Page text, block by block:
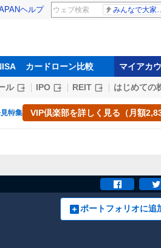
ヘルプ みんなで大家さん 2881億円
カードローン比較 マイアカ
ル IPO REIT はじめての
特集 VIP倶楽部を詳しく見る（月額
ポートフォリオに追